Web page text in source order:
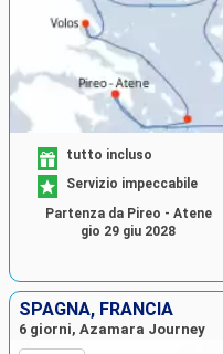
tutto incluso
Servizio impeccabile
Partenza da Pireo - Atene
gio 29 giu 2028
SPAGNA, FRANCIA
6 giorni, Azamara Journey